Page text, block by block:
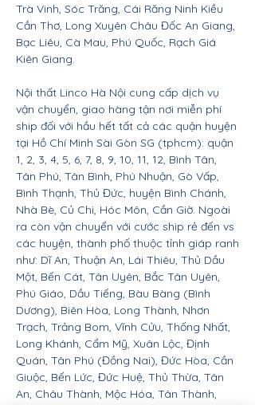
Trà Vinh, Sóc Trăng, Cái Răng Ninh Kiều
Cần Thơ, Long Xuyên Châu Đốc An Giang,
Bạc Liêu, Cà Mau, Phú Quốc, Rạch Giá
Kiên Giang.
Nội thất Linco Hà Nội cung cấp dịch vụ
vận chuyển, giao hàng tận nơi miễn phí
ship đối với hầu hết tất cả các quận huyện
tại Hồ Chí Minh Sài Gòn SG (tphcm): quận
1, 2, 3, 4, 5, 6, 7, 8, 9, 10, 11, 12, Bình Tân,
Tân Phú, Tân Bình, Phú Nhuận, Gò Vấp,
Bình Thạnh, Thủ Đức, huyện Bình Chánh,
Nhà Bè, Củ Chi, Hóc Môn, Cần Giờ. Ngoài
ra còn vận chuyển với cước ship rẻ đến vs
các huyện, thành phố thuộc tỉnh giáp ranh
như: Dĩ An, Thuận An, Lái Thiêu, Thủ Dầu
Một, Bến Cát, Tân Uyên, Bắc Tân Uyên,
Phú Giáo, Dầu Tiếng, Bàu Bàng (Bình
Dương), Biên Hòa, Long Thành, Nhơn
Trạch, Trảng Bom, Vĩnh Cửu, Thống Nhất,
Long Khánh, Cẩm Mỹ, Xuân Lộc, Định
Quán, Tân Phú (Đồng Nai), Đức Hòa, Cần
Giuộc, Bến Lức, Đức Huệ, Thủ Thừa, Tân
An, Châu Thành, Mộc Hóa, Tân Thành,